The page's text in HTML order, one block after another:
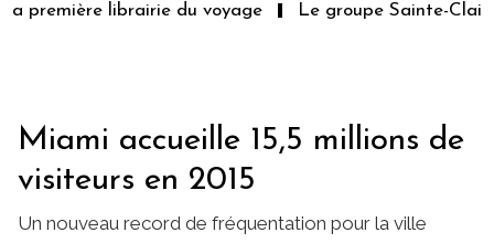
première librairie du voyage Le groupe Sainte-Claire
Miami accueille 15,5 millions de
visiteurs en 2015
Un nouveau record de fréquentation pour la ville